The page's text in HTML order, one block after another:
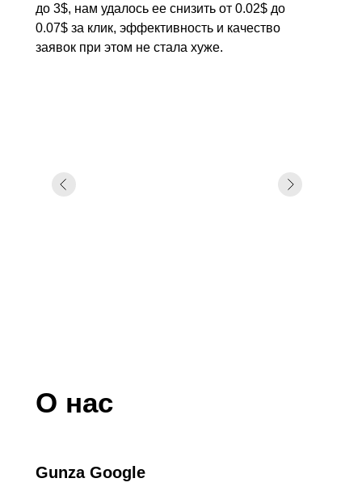
до 3$, нам удалось ее снизить от 0.02$ до
0.07$ за клик, эффективность и качество
заявок при этом не стала хуже.
О нас
Gunza Google